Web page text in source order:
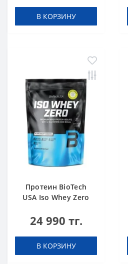
В КОРЗИНУ
Протеин BioTech
USA Iso Whey Zero
454 g
24 990 тг.
В КОРЗИНУ